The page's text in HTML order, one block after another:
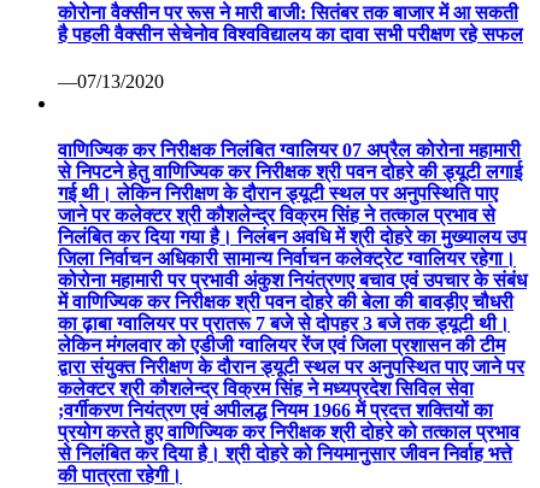
कोरोना वैक्सीन पर रूस ने मारी बाजी: सितंबर तक बाजार में आ सकती
है पहली वैक्सीन सेचेनोव विश्वविद्यालय का दावा सभी परीक्षण रहे सफल
—07/13/2020
वाणिज्यिक कर निरीक्षक निलंबित ग्वालियर 07 अप्रैल कोरोना महामारी
से निपटने हेतु वाणिज्यिक कर निरीक्षक श्री पवन दोहरे की ड्यूटी लगाई
गई थी। लेकिन निरीक्षण के दौरान ड्यूटी स्थल पर अनुपस्थिति पाए
जाने पर कलेक्टर श्री कौशलेन्द्र विक्रम सिंह ने तत्काल प्रभाव से
निलंबित कर दिया गया है। निलंबन अवधि में श्री दोहरे का मुख्यालय उप
जिला निर्वाचन अधिकारी सामान्य निर्वाचन कलेक्ट्रेट ग्वालियर रहेगा।
कोरोना महामारी पर प्रभावी अंकुश नियंत्रणए बचाव एवं उपचार के संबंध
में वाणिज्यिक कर निरीक्षक श्री पवन दोहरे की बेला की बावड़ीए चौधरी
का ढ़ाबा ग्वालियर पर प्रातरू 7 बजे से दोपहर 3 बजे तक ड्यूटी थी।
लेकिन मंगलवार को एडीजी ग्वालियर रेंज एवं जिला प्रशासन की टीम
द्वारा संयुक्त निरीक्षण के दौरान ड्यूटी स्थल पर अनुपस्थित पाए जाने पर
कलेक्टर श्री कौशलेन्द्र विक्रम सिंह ने मध्यप्रदेश सिविल सेवा
;वर्गीकरण नियंत्रण एवं अपीलद्ध नियम 1966 में प्रदत्त शक्तियों का
प्रयोग करते हुए वाणिज्यिक कर निरीक्षक श्री दोहरे को तत्काल प्रभाव
से निलंबित कर दिया है। श्री दोहरे को नियमानुसार जीवन निर्वाह भत्ते
की पात्रता रहेगी।